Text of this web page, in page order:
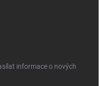
informace o nových